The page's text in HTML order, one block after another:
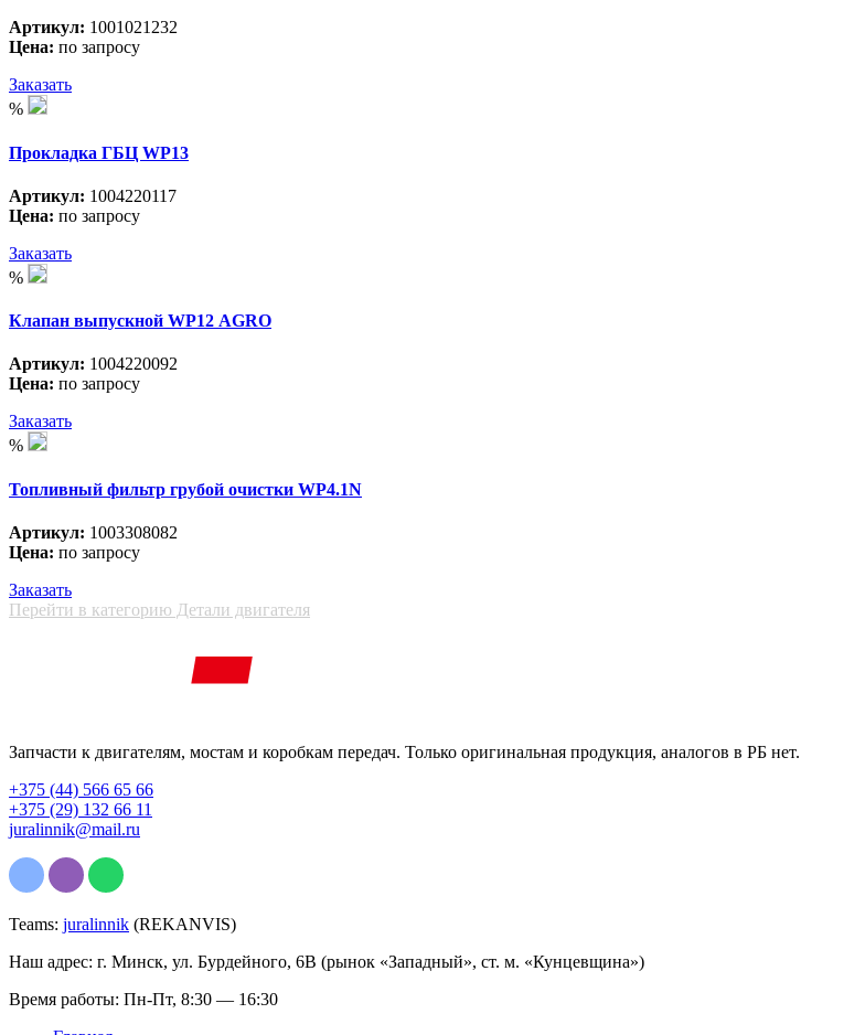
Артикул: 1001021232
Цена: по запросу
Заказать
%
Прокладка ГБЦ WP13
Артикул: 1004220117
Цена: по запросу
Заказать
%
Клапан выпускной WP12 АGRO
Артикул: 1004220092
Цена: по запросу
Заказать
%
Топливный фильтр грубой очистки WP4.1N
Артикул: 1003308082
Цена: по запросу
Заказать
Перейти в категорию Детали двигателя
Запчасти к двигателям, мостам и коробкам передач. Только оригинальная продукция, аналогов в РБ нет.
+375 (44) 566 65 66
+375 (29) 132 66 11
juralinnik@mail.ru
Teams: juralinnik (REKANVIS)
Наш адрес: г. Минск, ул. Бурдейного, 6В (рынок «Западный», ст. м. «Кунцевщина»)
Время работы: Пн-Пт, 8:30 — 16:30